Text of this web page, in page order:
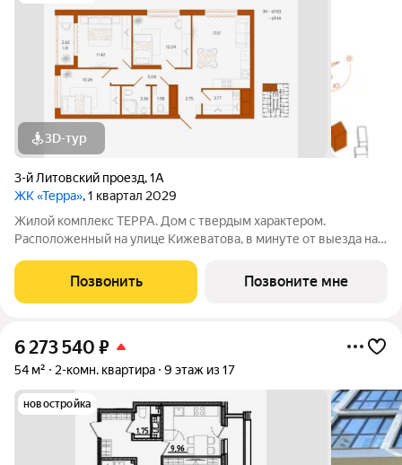
3D-тур
3-й Литовский проезд,1А
ЖК «Терра», 1 квартал 2029
Жилой комплекс ТЕРРА. Дом с твердым характером.
Расположенный на улице Кижеватова, в минуте от выезда на
легко добраться до зелёного массива Западной поляны и
отправиться на деловую встречу в
Позвонить Позвоните мне
6 273 540 ₽
54 м² 2-комн. квартира 9 этаж из 17
новостройка